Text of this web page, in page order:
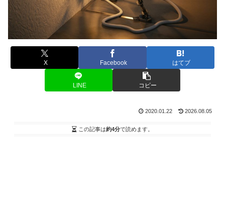
X Facebook はてブ
LINE コピー
2020.01.22 2026.08.05
この記事は約4分で読めます。